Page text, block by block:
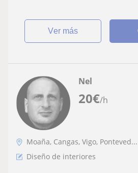
ver más
20€/h
Nel
Moaña, Cangas, Vigo, Ponteved...
Diseño de interiores